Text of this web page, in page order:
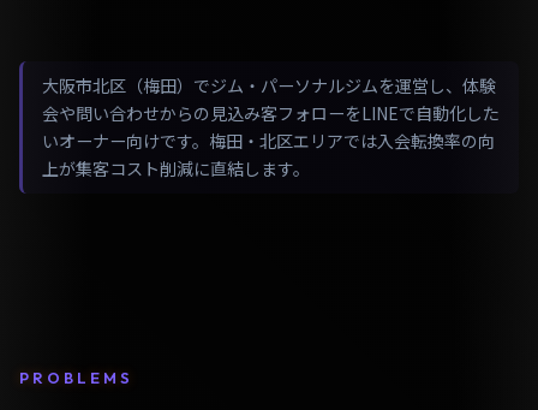
大阪市北区（梅田）でジム・パーソナルジムを運営し、体験
会や問い合わせからの見込み客フォローをLINEで自動化した
いオーナー向けです。梅田・北区エリアでは入会転換率の向
上が集客コスト削減に直結します。
PROBLEMS